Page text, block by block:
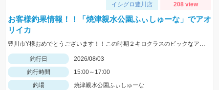
イシグロ豊川店 208 view
お客様釣果情報！！「焼津親水公園ふぃしゅーな」でアオ
リイカ
豊川市Y様おめでとうございます！！この時期２キロクラスのビックなアオリイカを見事に仕留められました！！ 釣れているのが500ｇクラスの情報だったので、ヒットした瞬間はエイかと思ったそうです。
釣行日
2026/08/03
釣行時間
15:00～17:00
釣場
焼津親水公園ふぃしゅーな